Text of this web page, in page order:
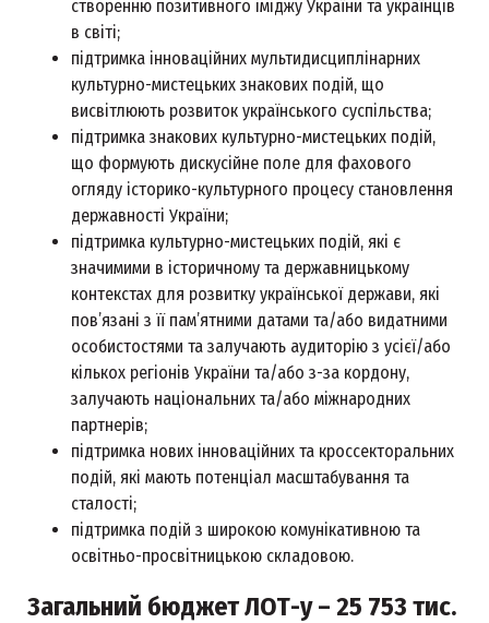
створенню позитивного іміджу України та українців
в світі;
підтримка інноваційних мультидисциплінарних
культурно-мистецьких знакових подій, що
висвітлюють розвиток українського суспільства;
підтримка знакових культурно-мистецьких подій,
що формують дискусійне поле для фахового
огляду історико-культурного процесу становлення
державності України;
підтримка культурно-мистецьких подій, які є
значимими в історичному та державницькому
контекстах для розвитку української держави, які
пов’язані з її пам’ятними датами та/або видатними
особистостями та залучають аудиторію з усієї/або
кількох регіонів України та/або з-за кордону,
залучають національних та/або міжнародних
партнерів;
підтримка нових інноваційних та кроссекторальних
подій, які мають потенціал масштабування та
сталості;
підтримка подій з широкою комунікативною та
освітньо-просвітницькою складовою.
Загальний бюджет ЛОТ-у – 25 753 тис.